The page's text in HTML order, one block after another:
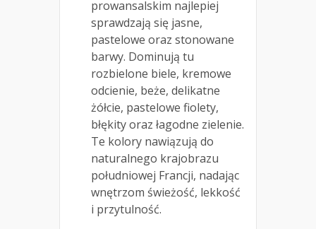
prowansalskim najlepiej
sprawdzają się jasne,
pastelowe oraz stonowane
barwy. Dominują tu
rozbielone biele, kremowe
odcienie, beże, delikatne
żółcie, pastelowe fiolety,
błękity oraz łagodne zielenie.
Te kolory nawiązują do
naturalnego krajobrazu
południowej Francji, nadając
wnętrzom świeżość, lekkość
i przytulność.